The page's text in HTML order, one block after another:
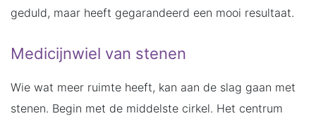
geduld, maar heeft gegarandeerd een mooi resultaat.
Medicijnwiel van stenen
Wie wat meer ruimte heeft, kan aan de slag gaan met
stenen. Begin met de middelste cirkel. Het centrum